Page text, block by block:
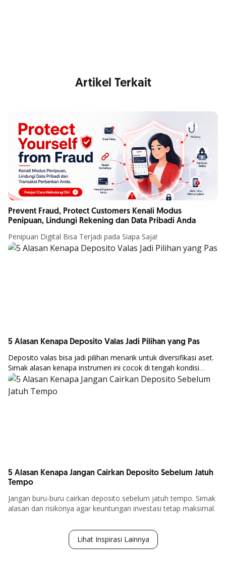
Artikel Terkait
Prevent Fraud, Protect Customers Kenali Modus
Penipuan, Lindungi Rekening dan Data Pribadi Anda
Penipuan Digital Bisa Terjadi pada Siapa Saja!
Lebih Lanjut
5 Alasan Kenapa Deposito Valas Jadi Pilihan yang Pas
Deposito valas bisa jadi pilihan menarik untuk diversifikasi aset.
Simak alasan kenapa instrumen ini cocok ditengah kondisi
ekono
Lebih Lanjut
5 Alasan Kenapa Jangan Cairkan Deposito Sebelum Jatuh
Tempo
Jangan buru-buru cairkan deposito sebelum jatuh tempo. Simak
alasan dan risikonya agar keuntungan investasi tetap maksimal.
Lihat Inspirasi Lainnya